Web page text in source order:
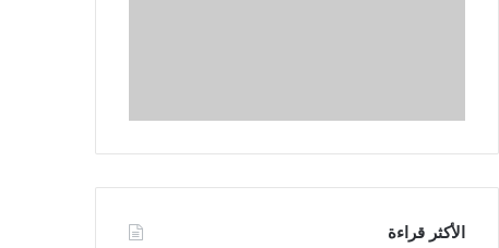
الأكثر قراءة